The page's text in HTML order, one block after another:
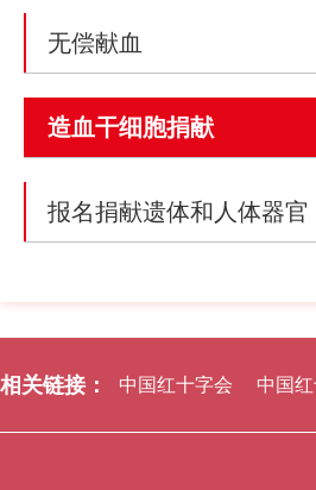
无偿献血
造血干细胞捐献
报名捐献遗体和人体器官
相关链接： 中国红十字会 中国